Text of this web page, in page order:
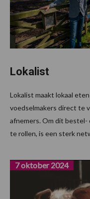
Lokalist
Lokalist maakt lokaal
voedselmakers direct te
afnemers. Om dit
te rollen, is een sterk
7 oktober 2024